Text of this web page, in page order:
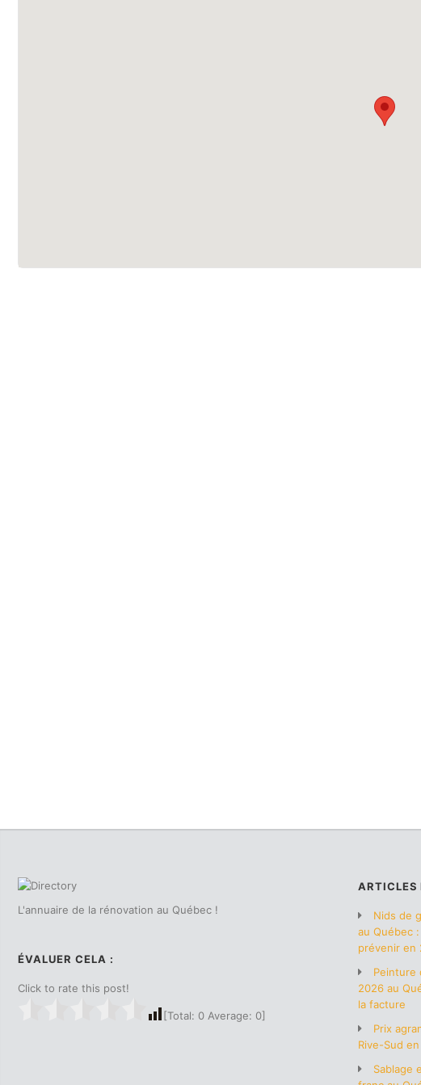
L'annuaire de la rénovation au Québec !
ÉVALUER CELA :
Click to rate this post!
[Total: 0 Average: 0]
ARTICLES
Nids de
au Québec
prévenir en
Peinture
2026 au
la facture
Prix
Rive-Sud
Sablage